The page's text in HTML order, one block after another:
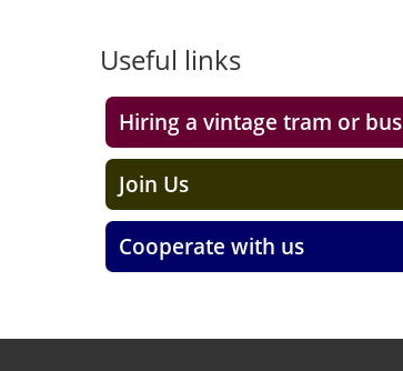
Useful links
Hiring a vintage tram or bus
Join Us
Cooperate with us